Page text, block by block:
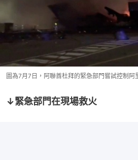
圖為7月7日，阿聯酋杜拜的緊急部門嘗試控制阿
↓緊急部門在現場救火